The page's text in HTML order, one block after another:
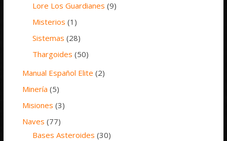
Lore Los Guardianes (9)
Misterios (1)
Sistemas (28)
Thargoides (50)
Manual Español Elite (2)
Minería (5)
Misiones (3)
Naves (77)
Bases Asteroides (30)